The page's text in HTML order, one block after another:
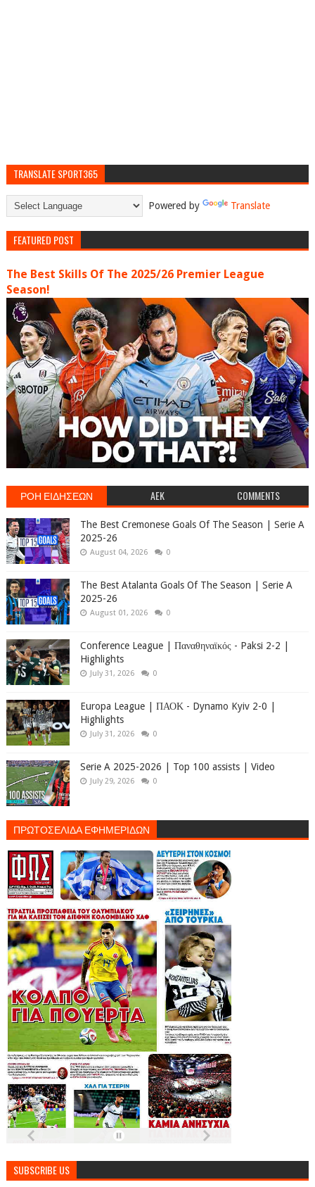
TRANSLATE SPORT365
Powered by Translate
FEATURED POST
The Best Skills Of The 2025/26 Premier League
Season!
ΡΟΗ ΕΙΔΗΣΕΩΝ AEK COMMENTS
The Best Cremonese Goals Of The Season | Serie A
2025-26
August 04, 2026 0
The Best Atalanta Goals Of The Season | Serie A
2025-26
August 01, 2026 0
Conference League | Παναθηναϊκός - Paksi 2-2 |
Highlights
July 31, 2026 0
Europa League | ΠΑΟΚ - Dynamo Kyiv 2-0 |
Highlights
July 31, 2026 0
Serie A 2025-2026 | Top 100 assists | Video
July 29, 2026 0
ΠΡΩΤΟΣΕΛΙΔΑ ΕΦΗΜΕΡΙΔΩΝ
SUBSCRIBE US